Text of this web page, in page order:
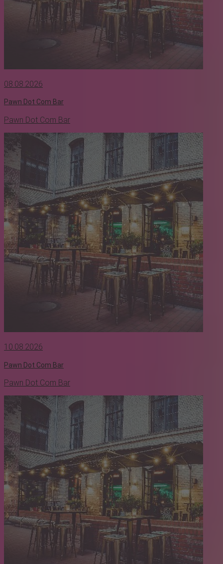
08.08.2026
Pawn Dot Com Bar
Pawn Dot Com Bar
10.08.2026
Pawn Dot Com Bar
Pawn Dot Com Bar